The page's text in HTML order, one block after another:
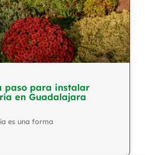
paso para instalar
en Guadalajara
es una forma